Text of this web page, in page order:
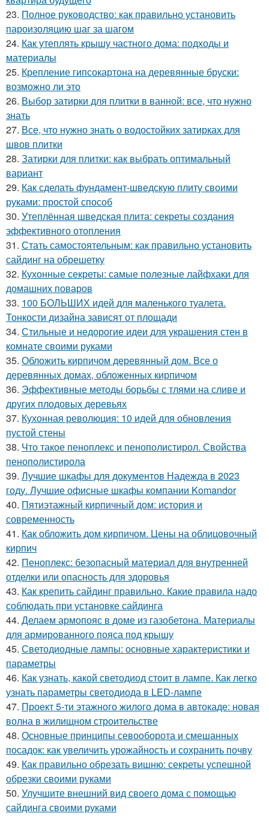
23. Полное руководство: как правильно установить
пароизоляцию шаг за шагом
24. Как утеплять крышу частного дома: подходы и
материалы
25. Крепление гипсокартона на деревянные бруски:
возможно ли это
26. Выбор затирки для плитки в ванной: все, что нужно
знать
27. Все, что нужно знать о водостойких затирках для
швов плитки
28. Затирки для плитки: как выбрать оптимальный
вариант
29. Как сделать фундамент-шведскую плиту своими
руками: простой способ
30. Утеплённая шведская плита: секреты создания
эффективного отопления
31. Стать самостоятельным: как правильно установить
сайдинг на обрешетку
32. Кухонные секреты: самые полезные лайфхаки для
домашних поваров
33. 100 БОЛЬШИХ идей для маленького туалета.
Тонкости дизайна зависят от площади
34. Стильные и недорогие идеи для украшения стен в
комнате своими руками
35. Обложить кирпичом деревянный дом. Все о
деревянных домах, обложенных кирпичом
36. Эффективные методы борьбы с тлями на сливе и
других плодовых деревьях
37. Кухонная революция: 10 идей для обновления
пустой стены
38. Что такое пеноплекс и пенополистирол. Свойства
пенополистирола
39. Лучшие шкафы для документов Надежда в 2023
году. Лучшие офисные шкафы компании Komandor
40. Пятиэтажный кирпичный дом: история и
современность
41. Как обложить дом кирпичом. Цены на облицовочный
кирпич
42. Пеноплекс: безопасный материал для внутренней
отделки или опасность для здоровья
43. Как крепить сайдинг правильно. Какие правила надо
соблюдать при установке сайдинга
44. Делаем армопояс в доме из газобетона. Материалы
для армированного пояса под крышу
45. Светодиодные лампы: основные характеристики и
параметры
46. Как узнать, какой светодиод стоит в лампе. Как легко
узнать параметры светодиода в LED-лампе
47. Проект 5-ти этажного жилого дома в автокаде: новая
волна в жилищном строительстве
48. Основные принципы севооборота и смешанных
посадок: как увеличить урожайность и сохранить почву
49. Как правильно обрезать вишню: секреты успешной
обрезки своими руками
50. Улучшите внешний вид своего дома с помощью
сайдинга своими руками